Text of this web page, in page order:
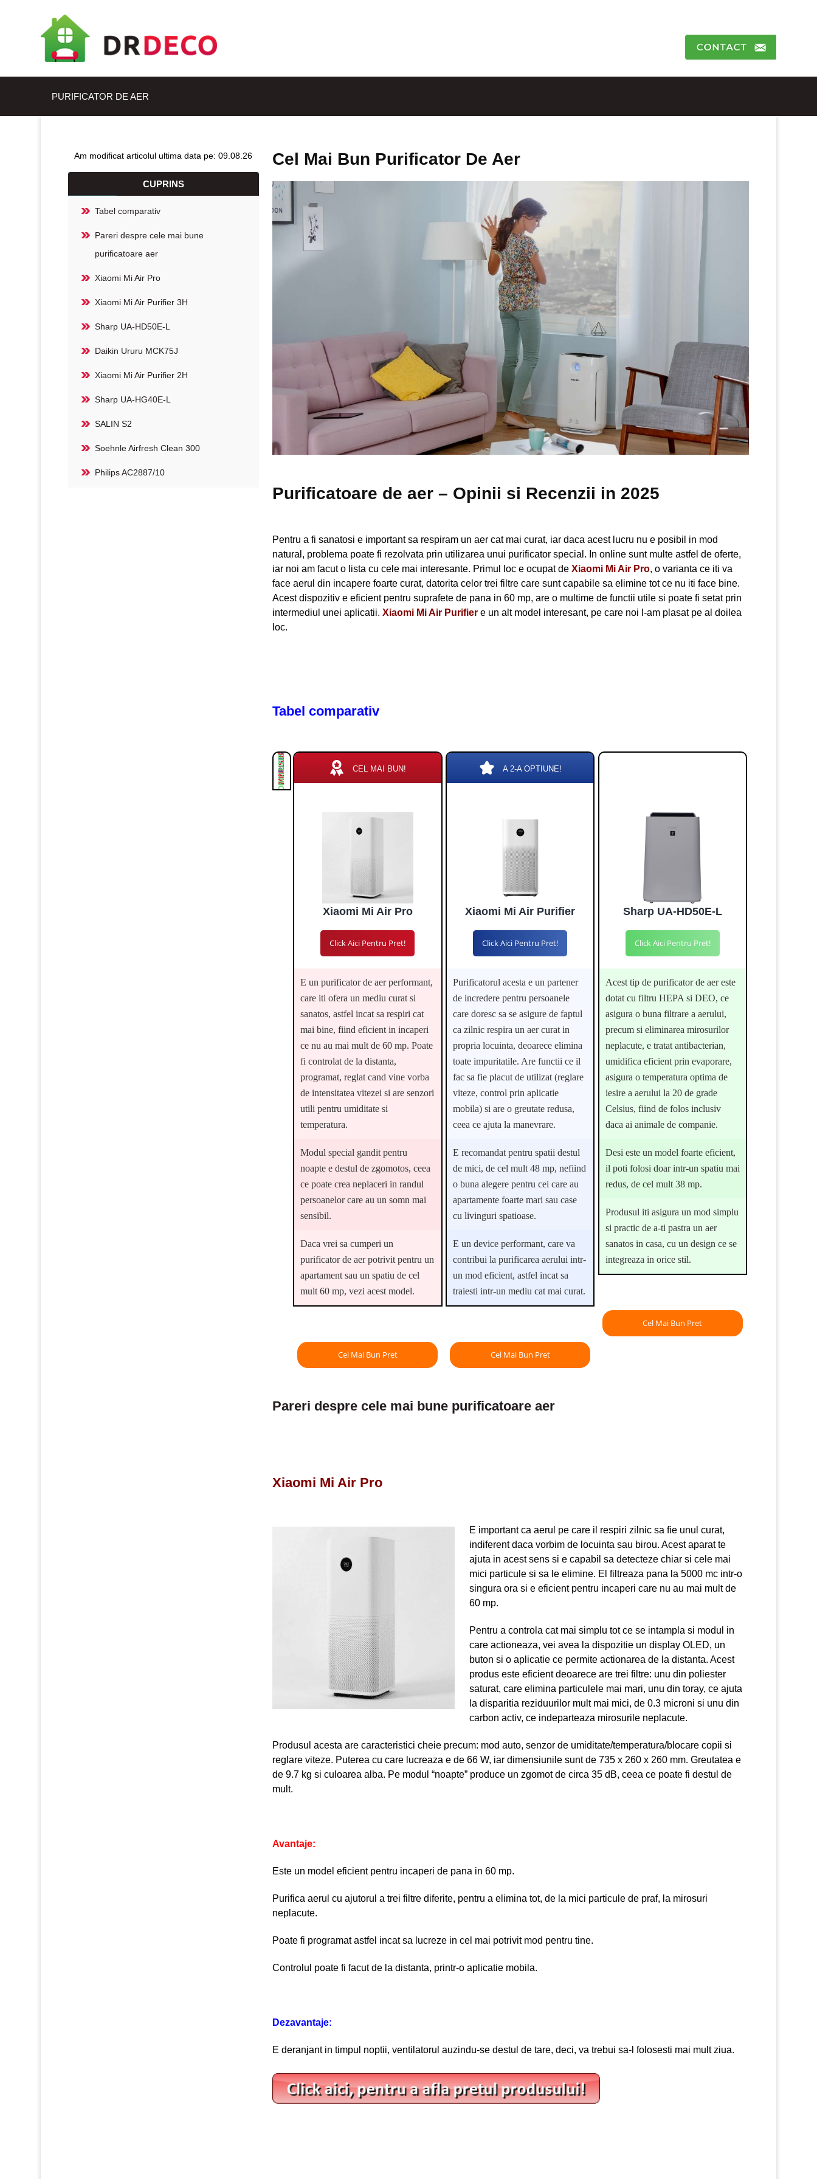
PURIFICATOR DE AER
Am modificat articolul ultima data pe: 09.08.26
CUPRINS
Tabel comparativ
Pareri despre cele mai bune
purificatoare aer
Xiaomi Mi Air Pro
Xiaomi Mi Air Purifier 3H
Sharp UA-HD50E-L
Daikin Ururu MCK75J
Xiaomi Mi Air Purifier 2H
Sharp UA-HG40E-L
SALIN S2
Soehnle Airfresh Clean 300
Philips AC2887/10
Cel Mai Bun Purificator De Aer
Purificatoare de aer – Opinii si Recenzii in 2025
Pentru a fi sanatosi e important sa respiram un aer cat mai curat, iar daca acest lucru nu e posibil in mod
natural, problema poate fi rezolvata prin utilizarea unui purificator special. In online sunt multe astfel de oferte,
iar noi am facut o lista cu cele mai interesante. Primul loc e ocupat deXiaomi Mi Air Pro, o varianta ce iti va
face aerul din incapere foarte curat, datorita celor trei filtre care sunt capabile sa elimine tot ce nu iti face bine.
Acest dispozitiv e eficient pentru suprafete de pana in 60 mp, are o multime de functii utile si poate fi setat prin
intermediul unei aplicatii.Xiaomi Mi Air Purifier e un alt model interesant, pe care noi l-am plasat pe al doilea
loc.
Tabel comparativ
PLUSURI
MINUSURI
CONCLUZIE CEL MAI BUN!
Xiaomi Mi Air Pro
Click Aici Pentru Pret!
E un purificator de aer performant,
care iti ofera un mediu curat si
sanatos, astfel incat sa respiri cat
mai bine, fiind eficient in incaperi
ce nu au mai mult de 60 mp. Poate
fi controlat de la distanta,
programat, reglat cand vine vorba
de intensitatea vitezei si are senzori
utili pentru umiditate si
temperatura.
Modul special gandit pentru
noapte e destul de zgomotos, ceea
ce poate crea neplaceri in randul
persoanelor care au un somn mai
sensibil.
Daca vrei sa cumperi un
purificator de aer potrivit pentru un
apartament sau un spatiu de cel
mult 60 mp, vezi acest model.
Cel Mai Bun Pret
A 2-A OPTIUNE!
Xiaomi Mi Air Purifier
Click Aici Pentru Pret!
Purificatorul acesta e un partener
de incredere pentru persoanele
care doresc sa se asigure de faptul
ca zilnic respira un aer curat in
propria locuinta, deoarece elimina
toate impuritatile. Are functii ce il
fac sa fie placut de utilizat (reglare
viteze, control prin aplicatie
mobila) si are o greutate redusa,
ceea ce ajuta la manevrare.
E recomandat pentru spatii destul
de mici, de cel mult 48 mp, nefiind
o buna alegere pentru cei care au
apartamente foarte mari sau case
cu livinguri spatioase.
E un device performant, care va
contribui la purificarea aerului intr-
un mod eficient, astfel incat sa
traiesti intr-un mediu cat mai curat.
Cel Mai Bun Pret
Sharp UA-HD50E-L
Click Aici Pentru Pret!
Acest tip de purificator de aer este
dotat cu filtru HEPA si DEO, ce
asigura o buna filtrare a aerului,
precum si eliminarea mirosurilor
neplacute, e tratat antibacterian,
umidifica eficient prin evaporare,
asigura o temperatura optima de
iesire a aerului la 20 de grade
Celsius, fiind de folos inclusiv
daca ai animale de companie.
Desi este un model foarte eficient,
il poti folosi doar intr-un spatiu mai
redus, de cel mult 38 mp.
Produsul iti asigura un mod simplu
si practic de a-ti pastra un aer
sanatos in casa, cu un design ce se
integreaza in orice stil.
Cel Mai Bun Pret
Pareri despre cele mai bune purificatoare aer
Xiaomi Mi Air Pro
E important ca aerul pe care il respiri zilnic sa fie unul curat,
indiferent daca vorbim de locuinta sau birou. Acest aparat te
ajuta in acest sens si e capabil sa detecteze chiar si cele mai
mici particule si sa le elimine. El filtreaza pana la 5000 mc intr-o
singura ora si e eficient pentru incaperi care nu au mai mult de
60 mp.
Pentru a controla cat mai simplu tot ce se intampla si modul in
care actioneaza, vei avea la dispozitie un display OLED, un
buton si o aplicatie ce permite actionarea de la distanta. Acest
produs este eficient deoarece are trei filtre: unu din poliester
saturat, care elimina particulele mai mari, unu din toray, ce ajuta
la disparitia reziduurilor mult mai mici, de 0.3 microni si unu din
carbon activ, ce indeparteaza mirosurile neplacute.
Produsul acesta are caracteristici cheie precum: mod auto, senzor de umiditate/temperatura/blocare copii si
reglare viteze. Puterea cu care lucreaza e de 66 W, iar dimensiunile sunt de 735 x 260 x 260 mm. Greutatea e
de 9.7 kg si culoarea alba. Pe modul “noapte” produce un zgomot de circa 35 dB, ceea ce poate fi destul de
mult.
Avantaje:
Este un model eficient pentru incaperi de pana in 60 mp.
Purifica aerul cu ajutorul a trei filtre diferite, pentru a elimina tot, de la mici particule de praf, la mirosuri
neplacute.
Poate fi programat astfel incat sa lucreze in cel mai potrivit mod pentru tine.
Controlul poate fi facut de la distanta, printr-o aplicatie mobila.
Dezavantaje:
E deranjant in timpul noptii, ventilatorul auzindu-se destul de tare, deci, va trebui sa-l folosesti mai mult ziua.